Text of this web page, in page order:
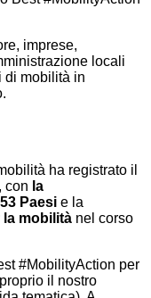
imprese,
locali
di mobilità in
ha registrato il
con la
Paesi e la
la mobilità nel corso
#MobilityAction per
il nostro